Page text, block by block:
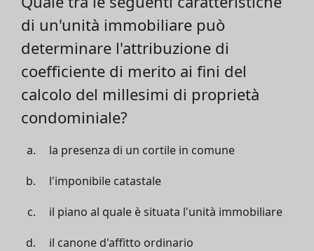
di un'unità immobiliare può
determinare l'attribuzione di
coefficiente di merito ai fini del
calcolo del millesimi di proprietà
condominiale?
la presenza di un cortile in comune
l'imponibile catastale
il piano al quale è situata l'unità immobiliare
il canone d'affitto ordinario